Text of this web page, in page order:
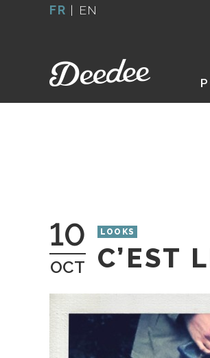
FR | EN
10
OCT
LOOKS
C’EST